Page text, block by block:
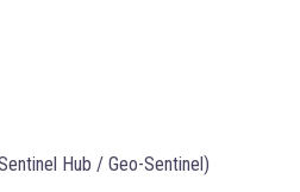
Hub / Geo-Sentinel)